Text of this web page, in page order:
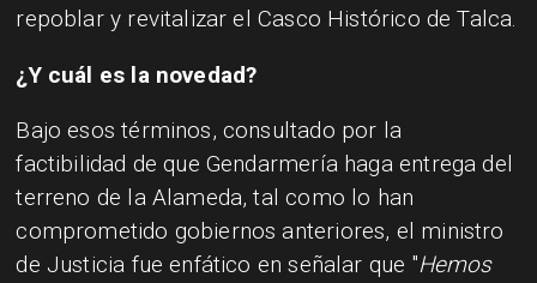
repoblar y revitalizar el Casco Histórico de Talca.
¿Y cuál es la novedad?
Bajo esos términos, consultado por la
factibilidad de que Gendarmería haga entrega del
terreno de la Alameda, tal como lo han
comprometido gobiernos anteriores, el ministro
de Justicia fue enfático en señalar que "Hemos